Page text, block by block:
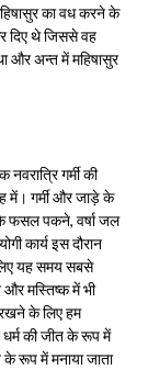
का वध करने के
दिए थे जिससे वह
और अन्त में महिषासुर
गर्मी की
गर्मी और जाड़े के
फसल पकने, वर्षा जल
कार्य इस दौरान
यह समय सबसे
मस्तिष्क में भी
के लिए हम
की जीत के रूप में
के रूप में मनाया जाता